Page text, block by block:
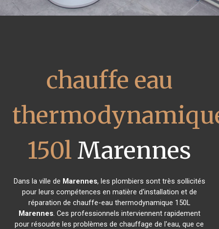
chauffe eau
150l Marennes
Dans la ville de Marennes, les plombiers sont très sollicités
pour leurs compétences en matière d'installation et de
réparation de chauffe-eau thermodynamique 150L
Marennes. Ces professionnels interviennent rapidement
pour résoudre les problèmes de chauffage de l'eau, que ce